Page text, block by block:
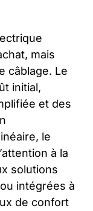
mais
câblage. Le
initial,
et des
le
à la
solutions
intégrées à
de confort